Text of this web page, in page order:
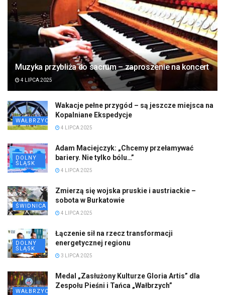
Muzyka przybliża do sacrum – zaproszenie na koncert
4 LIPCA 2025
WAŁBRZYCH
Wakacje pełne przygód – są jeszcze miejsca na
Kopalniane Ekspedycje
4 LIPCA 2025
DOLNY
ŚLĄSK
Adam Maciejczyk: „Chcemy przełamywać
bariery. Nie tylko bólu…”
4 LIPCA 2025
ŚWIDNICA
Zmierzą się wojska pruskie i austriackie –
sobota w Burkatowie
4 LIPCA 2025
DOLNY
ŚLĄSK
Łączenie sił na rzecz transformacji
energetycznej regionu
3 LIPCA 2025
WAŁBRZYCH
Medal „Zasłużony Kulturze Gloria Artis” dla
Zespołu Pieśni i Tańca „Wałbrzych”